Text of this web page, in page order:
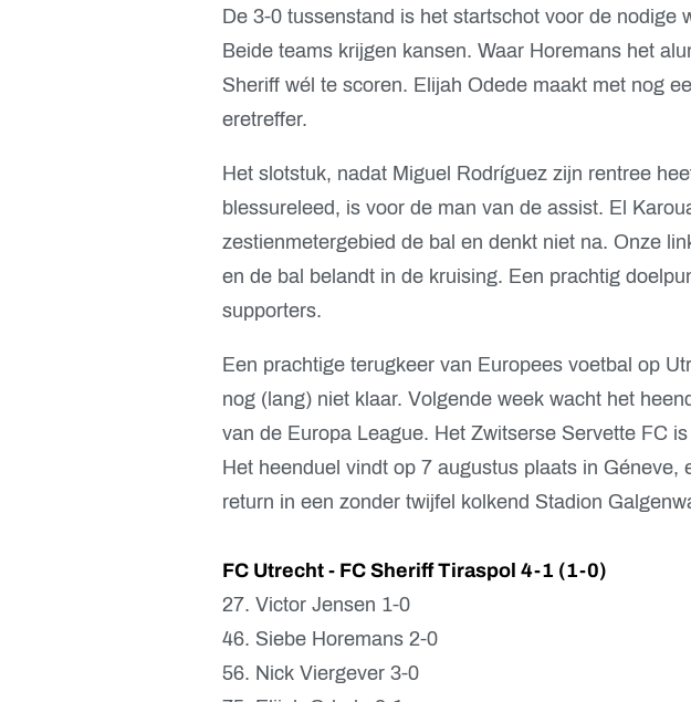
De 3-0 tussenstand is het startschot voor de nodige
Beide teams krijgen kansen. Waar Horemans het
Sheriff wél te scoren. Elijah Odede maakt met nog
eretreffer.
Het slotstuk, nadat Miguel Rodríguez zijn rentree
blessureleed, is voor de man van de assist. El
zestienmetergebied de bal en denkt niet na. Onze
en de bal belandt in de kruising. Een prachtig
supporters.
Een prachtige terugkeer van Europees voetbal op
nog (lang) niet klaar. Volgende week wacht het
van de Europa League. Het Zwitserse Servette FC
Het heenduel vindt op 7 augustus plaats in Géneve,
return in een zonder twijfel kolkend Stadion
FC Utrecht - FC Sheriff Tiraspol 4-1 (1-0)
27. Victor Jensen 1-0
46. Siebe Horemans 2-0
56. Nick Viergever 3-0